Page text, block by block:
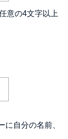
意の4文字以上
自分の名前、